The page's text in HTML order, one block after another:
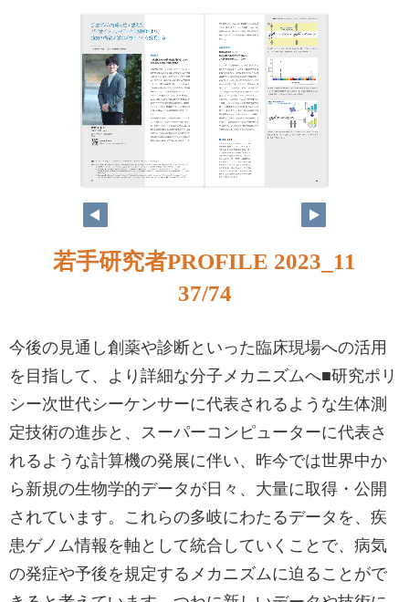
若手研究者PROFILE 2023_11
37/74
今後の見通し創薬や診断といった臨床現場への活用
を目指して、より詳細な分子メカニズムへ■研究ポリ
シー次世代シーケンサーに代表されるような生体測
定技術の進歩と、スーパーコンピューターに代表さ
れるような計算機の発展に伴い、昨今では世界中か
ら新規の生物学的データが日々、大量に取得・公開
されています。これらの多岐にわたるデータを、疾
患ゲノム情報を軸として統合していくことで、病気
の発症や予後を規定するメカニズムに迫ることがで